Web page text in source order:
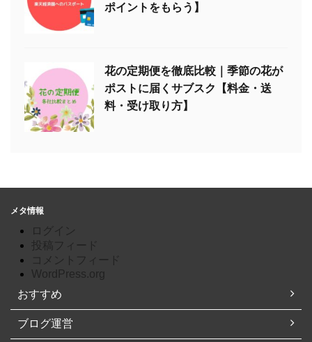
ポイントをもらう】
花の定期便を徹底比較｜季節の花が
ポストに届くサブスク【料金・送
料・受け取り方】
メタ情報
ログイン
投稿フィード
コメントフィード
WordPress.org
おすすめ
ブログ運営